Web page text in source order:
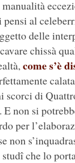
pensi al
delle
chissà
come s’è
di
E non si
per
non
che lo